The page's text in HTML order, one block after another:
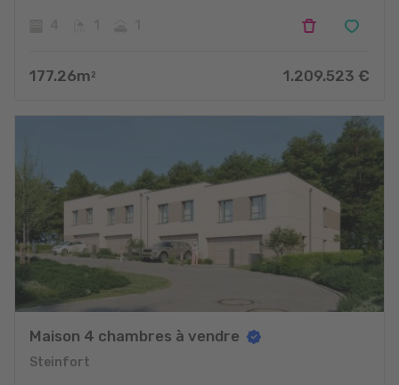
177.26m 2 1.209.523 €
Maison 4 chambres à vendre
Steinfort